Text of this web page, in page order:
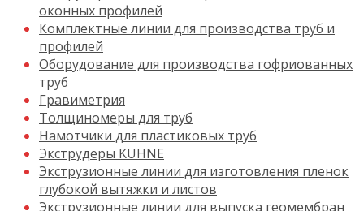
оконных профилей
Комплектные линии для производства труб и
профилей
Оборудование для производства гофриованных
труб
Гравиметрия
Толщиномеры для труб
Намотчики для пластиковых труб
Экструдеры KUHNE
Экструзионные линии для изготовления пленок
глубокой вытяжки и листов
Экструзионные линии для выпуска геомембран